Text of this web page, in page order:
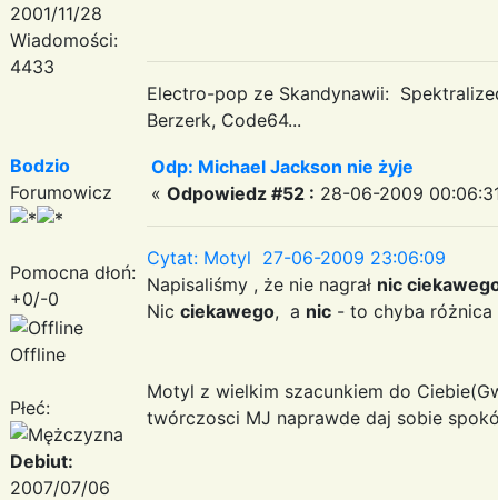
2001/11/28
Wiadomości:
4433
Electro-pop ze Skandynawii:
Berzerk, Code64...
Bodzio
Forumowicz
Pomocna dłoń:
+0/-0
Offline
Płeć:
Debiut:
2007/07/06
Odp: Michael Jackson nie żyje
« Odpowiedz #52 : 28-06-2009
Cytat: Motyl 27-06-2009 23:06:09
Napisaliśmy , że nie nagrał nic
Nic ciekawego, a nic - to chyba różnica
Motyl z wielkim szacunkiem do
twórczosci MJ naprawde daj sobie